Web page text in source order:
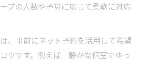
プの人数や予算に応じて柔軟に対応
、事前にネット予約を活用して希望
ツです。例えば「静かな個室でゆっ